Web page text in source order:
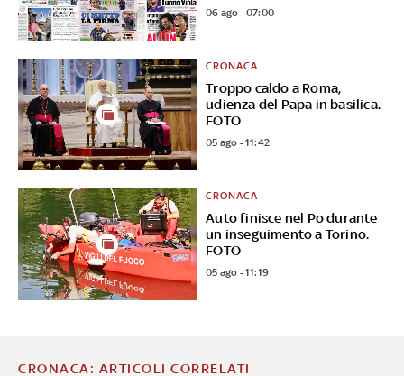
06 ago - 07:00
Troppo caldo a Roma,
udienza del Papa in basilica.
FOTO
CRONACA
05 ago - 11:42
Auto finisce nel Po durante
un inseguimento a Torino.
FOTO
CRONACA
05 ago - 11:19
CRONACA: ARTICOLI CORRELATI